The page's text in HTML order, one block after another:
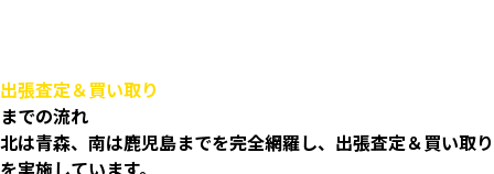
出張査定＆買い取り
までの流れ
北は青森、南は鹿児島までを完全網羅し、出張査定＆買い取り
を実施しています。